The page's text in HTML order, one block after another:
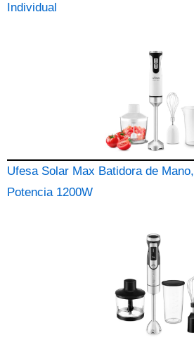
Individual
Ufesa Solar Max Batidora de Mano,
Potencia 1200W